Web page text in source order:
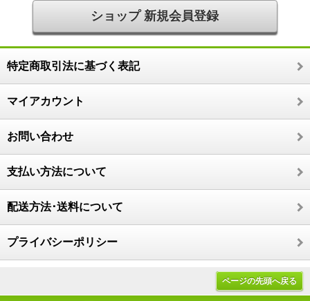
ショップ 新規会員登録
特定商取引法に基づく表記
マイアカウント
お問い合わせ
支払い方法について
配送方法･送料について
プライバシーポリシー
ページの先頭へ戻る